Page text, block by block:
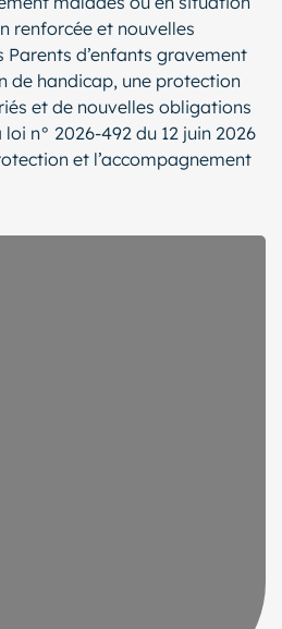
renforcée et nouvelles
d’enfants gravement
de handicap, une protection
et de nouvelles obligations
n° 2026-492 du 12 juin 2026
et l’accompagnement